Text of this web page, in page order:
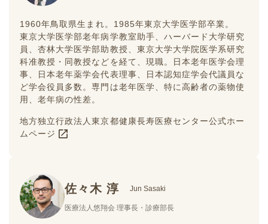
1960年鳥取県生まれ。1985年東京大学医学部卒業。
東京大学医学部老年病学教室助手、ハーバード大学研究
員、杏林大学医学部助教授、東京大学大学院医学系研究
科准教授・同教授などを経て、現職。日本老年医学会理
事、日本老年薬学会代表理事、日本認知症学会代議員な
ど学会役員多数。専門は老年医学、特に高齢者の薬物使
用、老年病の性差。
地方独立行政法人東京都健康長寿医療センター公式ホー
ムページ
佐々木 淳 Jun Sasaki
医療法人悠翔会 理事長・診療部長